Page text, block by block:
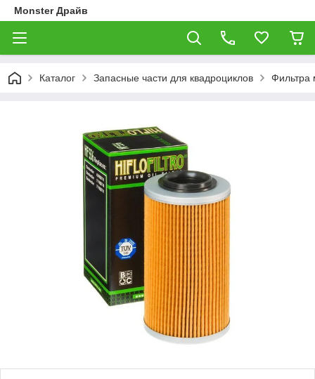
Monster Драйв
Каталог Запасные части для квадроциклов Фильтра